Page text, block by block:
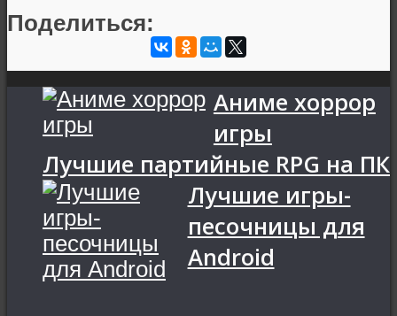
Поделиться:
Аниме хоррор
игры
Лучшие партийные RPG на ПК
Лучшие игры-
песочницы для
Android